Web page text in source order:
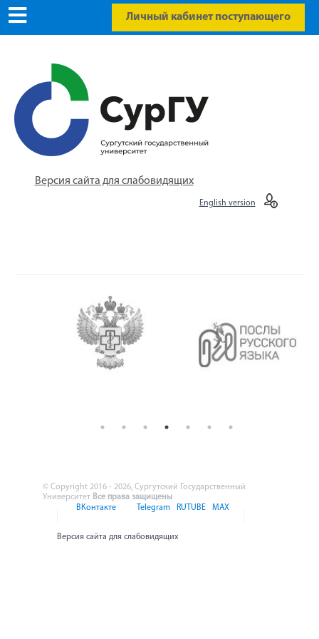
Личный кабинет поступающего
Версия сайта для слабовидящих
English version
© Copyright 2016 - 2026, Сургутский Государственный
Университет Все права защищены
ВКонтакте
Telegram RUTUBE MAX
Версия сайта для слабовидящих